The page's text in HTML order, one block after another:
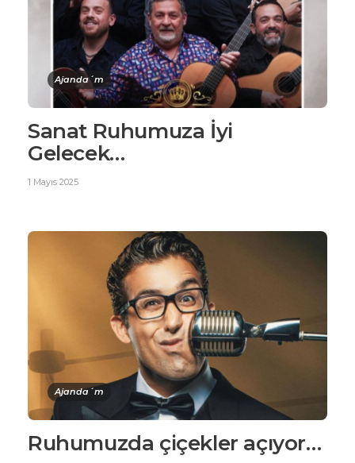
Ajanda´m
Sanat Ruhumuza İyi
Gelecek…
1 Mayıs 2025
Ajanda´m
Ruhumuzda çiçekler açıyor…